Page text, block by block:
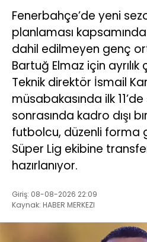
Fenerbahçe’de yeni
planlaması
dahil edilmeyen genç
Bartuğ Elmaz için ayrılık
Teknik direktör İsmail
müsabakasında ilk
sonrasında kadro dışı
futbolcu, düzenli forma
Süper Lig ekibine
hazırlanıyor.
Giriş: 08-08-2026 22:09
Kaynak: HABER MERKEZI